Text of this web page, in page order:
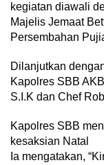
kegiatan diawali
Majelis Jemaat
Persembahan
Dilanjutkan
Kapolres SBB
S.I.K dan Chef
Kapolres SBB
kesaksian Natal
Ia mengatakan,